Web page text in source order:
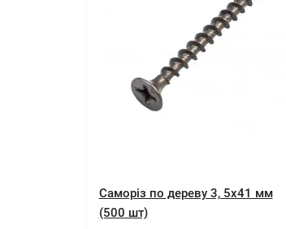
Саморіз по дереву 3, 5x41 мм
(500 шт)